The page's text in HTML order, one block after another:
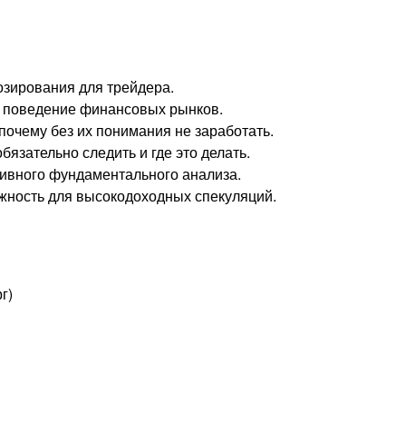
для трейдера.
финансовых рынков.
без их понимания не заработать.
следить и где это делать.
фундаментального анализа.
для высокодоходных спекуляций.